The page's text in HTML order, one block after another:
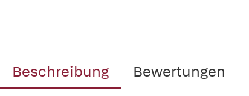
Beschreibung Bewertungen